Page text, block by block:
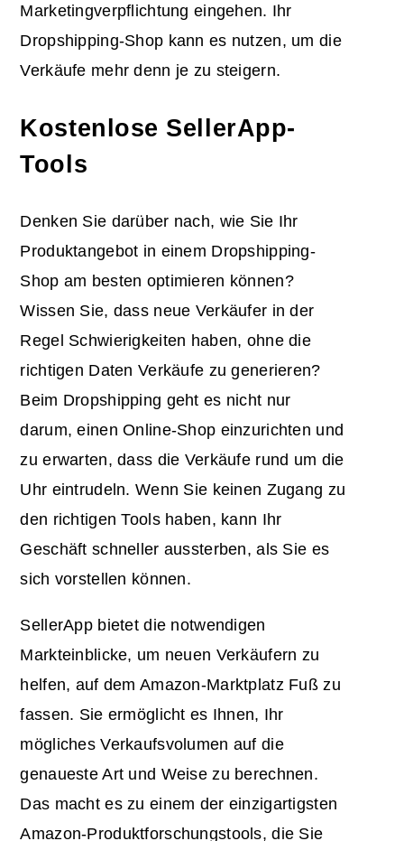
Marketingverpflichtung eingehen. Ihr
Dropshipping-Shop kann es nutzen, um die
Verkäufe mehr denn je zu steigern.
Kostenlose SellerApp-
Tools
Denken Sie darüber nach, wie Sie Ihr
Produktangebot in einem Dropshipping-
Shop am besten optimieren können?
Wissen Sie, dass neue Verkäufer in der
Regel Schwierigkeiten haben, ohne die
richtigen Daten Verkäufe zu generieren?
Beim Dropshipping geht es nicht nur
darum, einen Online-Shop einzurichten und
zu erwarten, dass die Verkäufe rund um die
Uhr eintrudeln. Wenn Sie keinen Zugang zu
den richtigen Tools haben, kann Ihr
Geschäft schneller aussterben, als Sie es
sich vorstellen können.
SellerApp bietet die notwendigen
Markteinblicke, um neuen Verkäufern zu
helfen, auf dem Amazon-Marktplatz Fuß zu
fassen. Sie ermöglicht es Ihnen, Ihr
mögliches Verkaufsvolumen auf die
genaueste Art und Weise zu berechnen.
Das macht es zu einem der einzigartigsten
Amazon-Produktforschungstools, die Sie